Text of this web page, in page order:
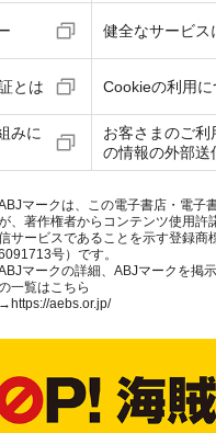
健全なサービス
とは Cookieの利用に
みに
お客さまのご利
の情報の外部送
マークは、この電子書店・電子
、著作権者からコンテンツ使用許
サービスであることを示す登録商
号）です。
マークの詳細、ABJマークを掲
一覧はこちら
→ https://aebs.or.jp/